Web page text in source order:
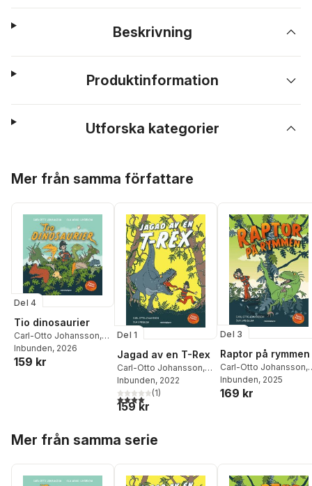
Beskrivning
Produktinformation
Utforska kategorier
Mer från samma författare
Del 4
Tio dinosaurier
Carl-Otto Johansson,
Pappa Kapsyl
Inbunden, 2026
159 kr
Del 1
Jagad av en T-Rex
Carl-Otto Johansson,
Pappa Kapsyl
Inbunden, 2022
4,0utav 5 stjärnor. Totalt antal röster:
(1)
159 kr
Del 3
Raptor på rymmen
Carl-Otto Johansson,
Pappa Kapsyl
Inbunden, 2025
169 kr
Mer från samma serie